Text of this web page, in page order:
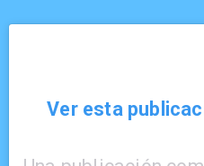
Ver esta